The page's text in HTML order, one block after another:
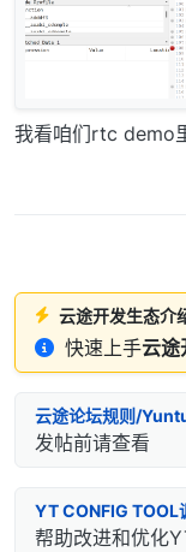
我看咱们rtc demo
云途开发生态介
快速上手云途
云途论坛规则/
发帖前请查看
YT CONFIG TOOL
帮助改进和优化